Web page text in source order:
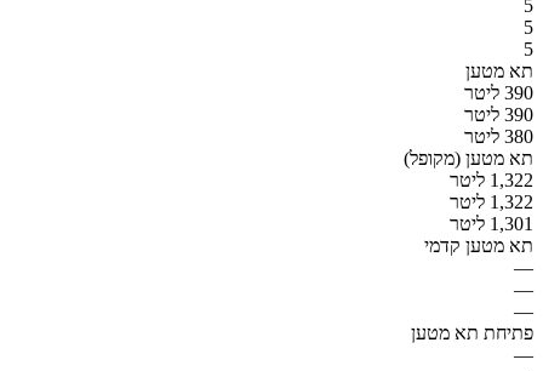
5
5
5
תא מטען
390 ליטר
390 ליטר
380 ליטר
תא מטען (מקופל)
1,322 ליטר
1,322 ליטר
1,301 ליטר
תא מטען קדמי
—
—
—
פתיחת תא מטען
—